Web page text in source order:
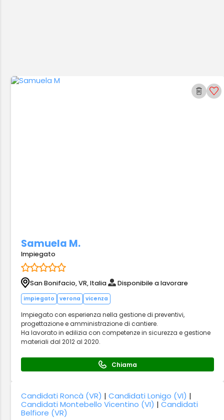
Samuela M.
Impiegato
San Bonifacio, VR, Italia Disponibile a lavorare
impiegato verona vicenza
Impiegato con esperienza nella gestione di preventivi,
progettazione e amministrazione di cantiere.
Ha lavorato in edilizia con competenze in sicurezza e gestione
materiali dal 2012 al 2020.
Chiama
Candidati Roncà (VR) |Candidati Lonigo (VI) |
Candidati Montebello Vicentino (VI) |Candidati
Belfiore (VR)